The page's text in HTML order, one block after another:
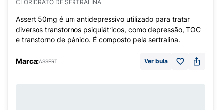
CLORIDRATO DE SERTRALINA
Assert 50mg é um antidepressivo utilizado para tratar
diversos transtornos psiquiátricos, como depressão, TOC
e transtorno de pânico. É composto pela sertralina.
Marca:ASSERT Ver bula